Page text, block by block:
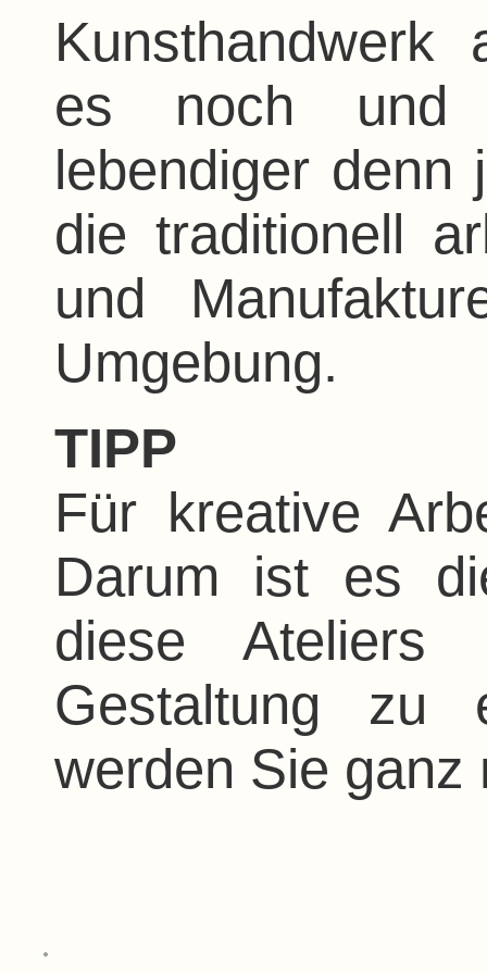
Kunsthandwerk
es noch und
lebendiger denn
die traditionell
und
Umgebung.
TIPP
Für kreative
Darum ist es
diese Ateliers
Gestaltung zu
werden Sie ganz